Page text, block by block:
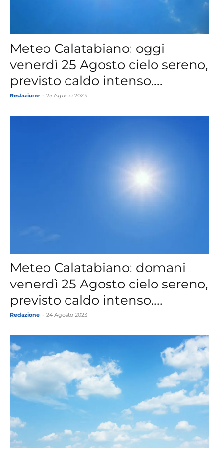
Meteo Calatabiano: oggi
venerdì 25 Agosto cielo sereno,
previsto caldo intenso....
Redazione 25 Agosto 2023
Meteo Calatabiano: domani
venerdì 25 Agosto cielo sereno,
previsto caldo intenso....
Redazione 24 Agosto 2023